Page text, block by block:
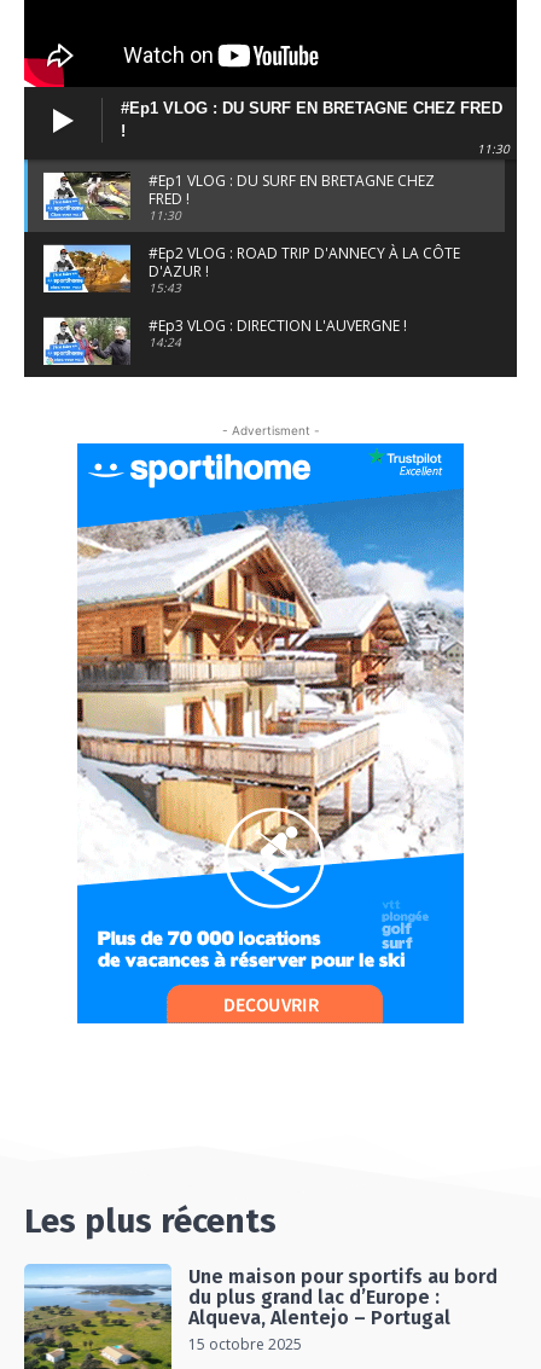
#Ep1 VLOG : DU SURF EN BRETAGNE CHEZ FRED
!
11:30
#Ep1 VLOG : DU SURF EN BRETAGNE CHEZ
FRED !
11:30
#Ep2 VLOG : ROAD TRIP D'ANNECY À LA CÔTE
D'AZUR !
15:43
#Ep3 VLOG : DIRECTION L'AUVERGNE !
14:24
#EP6 VLOG : SKI & RANDONNÉE DANS LES
ALPES
#EP7 VLOG : DE LA RAQUETTE EN PLEIN MILIEU
DU BEAUFORTAIN
04:09
#Ep8 VLOG : DÉCOUVERTE DU VERCORS ET DU
BASSIN GRENOBLOIS !
09:04
#Ep9 VLOG : UN SPORTIHOME CHEZ
SPORTIHOME !
07:21
#Ep10 VLOG : UN SEJOUR SPORTIF PROCHE DE
PARIS !
07:37
#Ep11 VLOG : SÉJOUR AU BORD DE LA SAÔNE
ET AU LAC D’AIGUEBELETTE
05:55
#Ep12 VLOG : ANNECY, ENTRE LAC ET
06:26
UN SÉJOUR SPORT & NATURE
07:19
- Advertisment -
Les plus récents
Une maison pour sportifs au bord
du plus grand lac d’Europe :
Alqueva, Alentejo – Portugal
15 octobre 2025